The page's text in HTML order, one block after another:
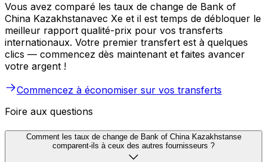
Vous avez comparé les taux de change de Bank of
China Kazakhstanavec Xe et il est temps de débloquer le
meilleur rapport qualité-prix pour vos transferts
internationaux. Votre premier transfert est à quelques
clics — commencez dès maintenant et faites avancer
votre argent !
Commencez à économiser sur vos transferts
Foire aux questions
Comment les taux de change de Bank of China Kazakhstanse
comparent-ils à ceux des autres fournisseurs ?